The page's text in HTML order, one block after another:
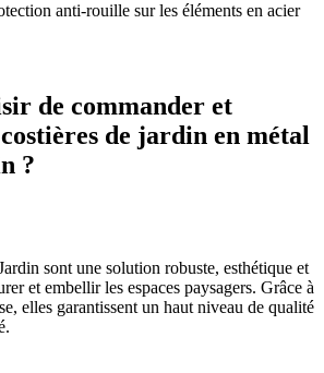
anti-rouille sur les éléments en acier
de commander et
de jardin en métal
?
sont une solution robuste, esthétique et
et embellir les espaces paysagers. Grâce à
elles garantissent un haut niveau de qualité